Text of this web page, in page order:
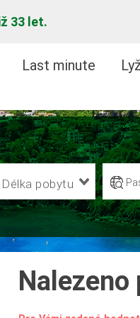
33 let.
Last minute
Délka pobytu
Nalezeno